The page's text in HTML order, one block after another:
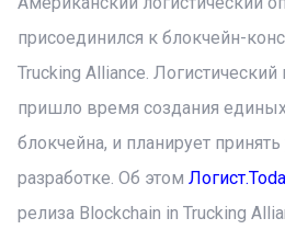
присоединился к блокчейн-
Trucking Alliance. Логистический
пришло время создания
блокчейна, и планирует принять
разработке. Об этом
релиза Blockchain in Trucking